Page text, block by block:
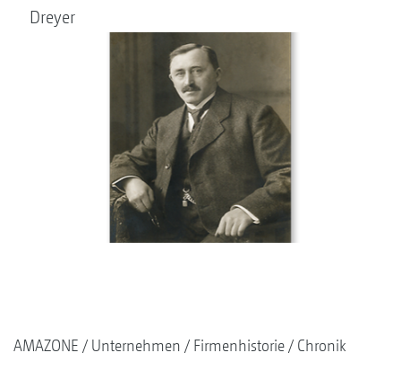
Dreyer
AMAZONE Unternehmen Firmenhistorie Chronik